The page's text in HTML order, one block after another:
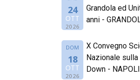
24
OTT
2026
Grandola ed
anni -
DOM
18
OTT
2026
X Convegno
Nazionale
Down - NAPOLI